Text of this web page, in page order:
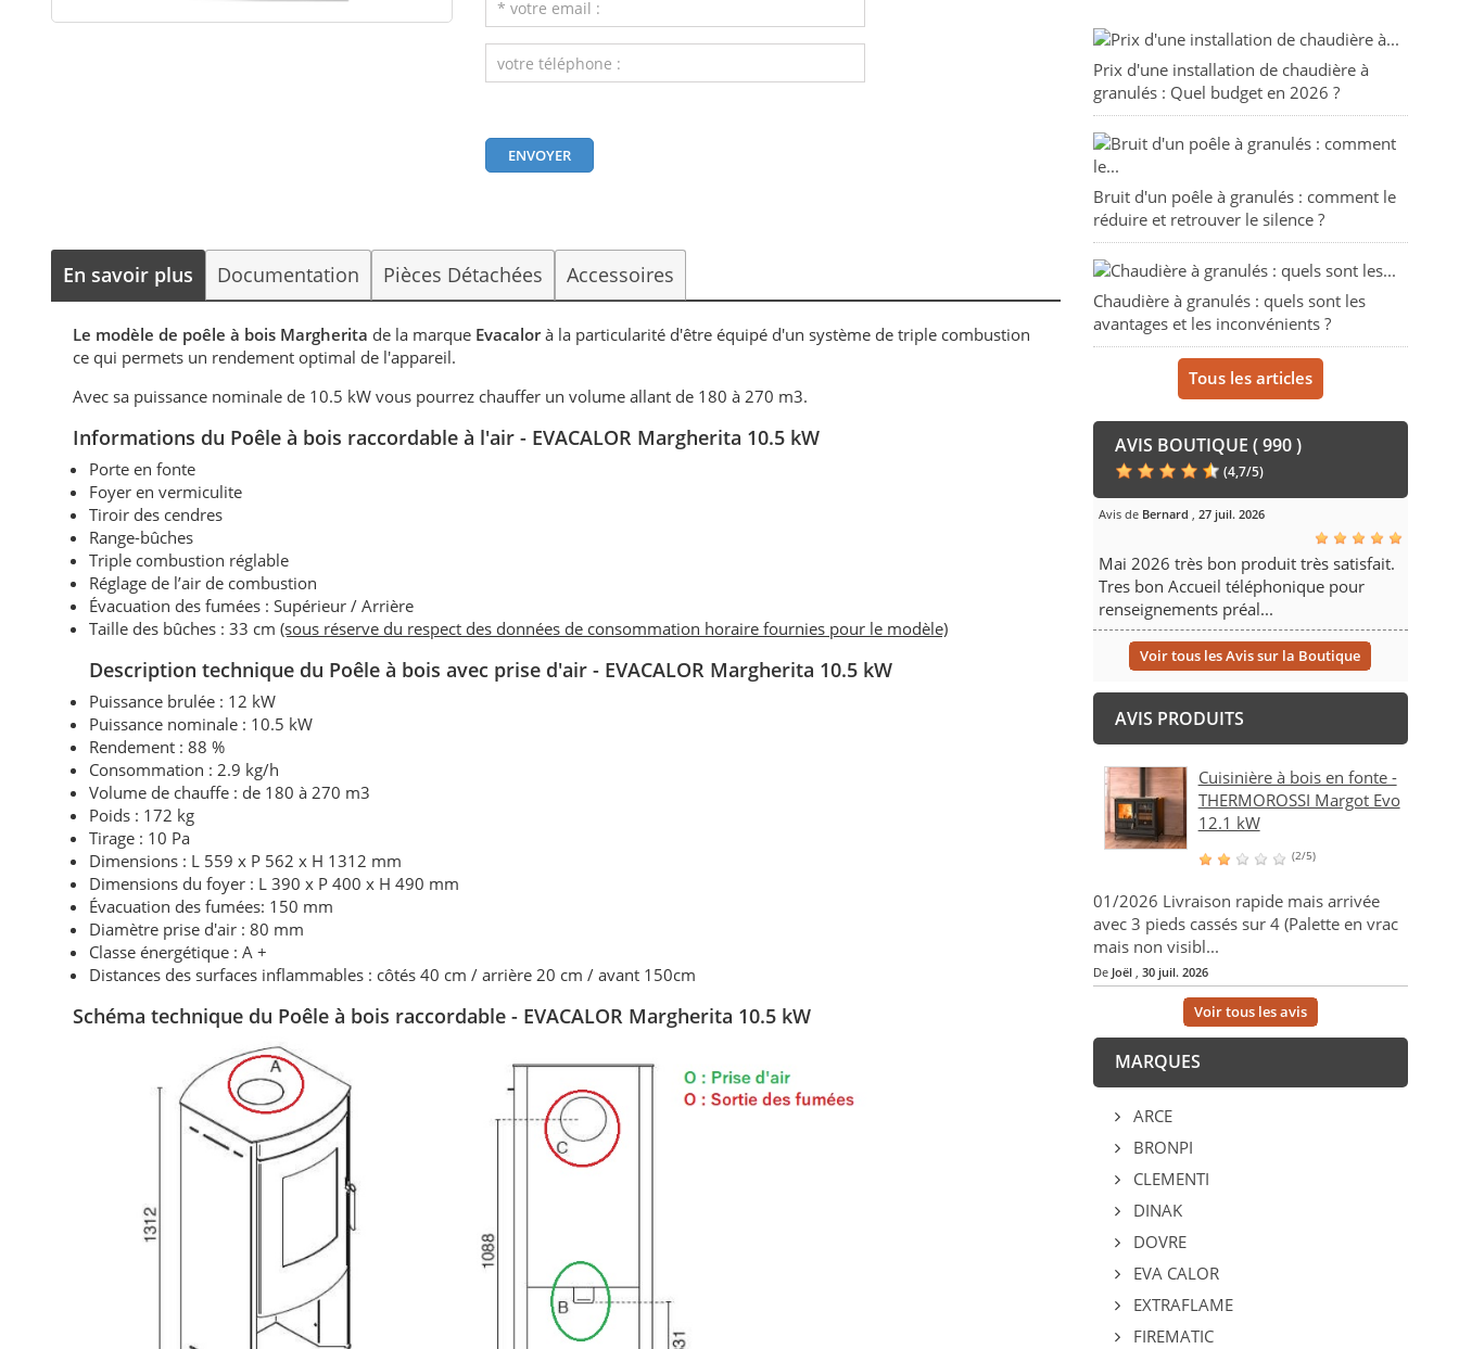
En savoir plus Documentation Pièces Détachées Accessoires
Le modèle de poêle à bois Margherita de la marque Evacalorà la particularité d'être équipé d'un système de triple combustion
ce qui permets un rendement optimal de l'appareil.
Avec sa puissance nominale de 10.5 kW vous pourrez chauffer un volume allant de 180 à 270 m3.
Informations du Poêle à bois raccordable à l'air - EVACALOR Margherita 10.5 kW
Porte en fonte
Foyer en vermiculite
Tiroir des cendres
Range-bûches
Triple combustion réglable
Réglage de l’air de combustion
Évacuation des fumées : Supérieur / Arrière
Taille des bûches : 33 cm(sous réserve du respect des données de consommation horaire fournies pour le modèle)
Description technique du Poêle à bois avec prise d'air - EVACALOR Margherita 10.5 kW
Puissance brulée : 12 kW
Puissance nominale : 10.5 kW
Rendement : 88 %
Consommation : 2.9 kg/h
Volume de chauffe : de 180 à 270 m3
Poids : 172 kg
Tirage : 10 Pa
Dimensions : L 559 x P 562 x H 1312 mm
Dimensions du foyer : L 390 x P 400 x H 490 mm
Évacuation des fumées: 150 mm
Diamètre prise d'air : 80 mm
Classe énergétique : A +
Distances des surfaces inflammables : côtés 40 cm / arrière 20 cm / avant 150cm
Schéma technique du Poêle à bois raccordable - EVACALOR Margherita 10.5 kW
Prix d'une installation de chaudière à
granulés : Quel budget en 2026 ?
Bruit d'un poêle à granulés : comment le
réduire et retrouver le silence ?
Chaudière à granulés : quels sont les
avantages et les inconvénients ?
Tous les articles
AVIS BOUTIQUE ( 990 )
(4,7/5)
Avis de Bernard , 27 juil. 2026
Mai 2026 très bon produit très satisfait.
Tres bon Accueil téléphonique pour
renseignements préal...
Voir tous les Avis sur la Boutique
AVIS PRODUITS
Cuisinière à bois en fonte -
THERMOROSSI Margot Evo
12.1 kW
(2/5)
01/2026 Livraison rapide mais arrivée
avec 3 pieds cassés sur 4 (Palette en vrac
mais non visibl...
De Joël, 30 juil. 2026
Voir tous les avis
MARQUES
ARCE
BRONPI
CLEMENTI
DINAK
DOVRE
EVA CALOR
EXTRAFLAME
FIREMATIC